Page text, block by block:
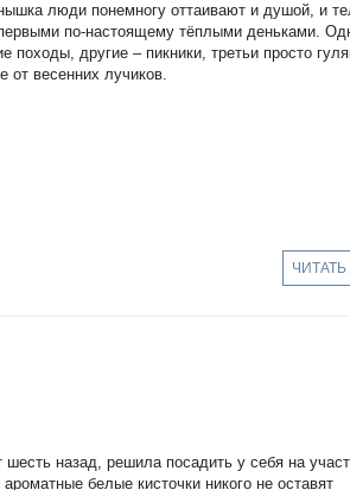
люди понемногу оттаивают и душой, и
по-настоящему тёплыми деньками.
походы, другие – пикники, третьи просто
от весенних лучиков.
назад, решила посадить у себя на
белые кисточки никого не оставят